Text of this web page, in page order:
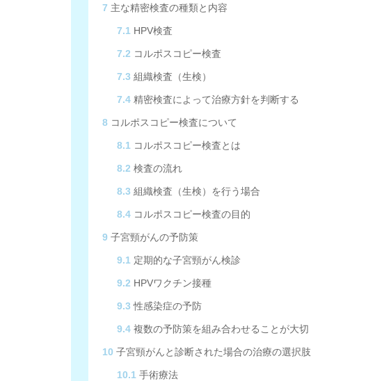
7 主な精密検査の種類と内容
7.1 HPV検査
7.2 コルポスコピー検査
7.3 組織検査（生検）
7.4 精密検査によって治療方針を判断する
8 コルポスコピー検査について
8.1 コルポスコピー検査とは
8.2 検査の流れ
8.3 組織検査（生検）を行う場合
8.4 コルポスコピー検査の目的
9 子宮頸がんの予防策
9.1 定期的な子宮頸がん検診
9.2 HPVワクチン接種
9.3 性感染症の予防
9.4 複数の予防策を組み合わせることが大切
10 子宮頸がんと診断された場合の治療の選択肢
10.1 手術療法